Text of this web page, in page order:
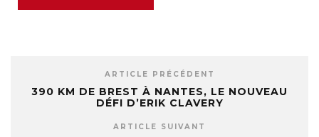
ARTICLE PRÉCÉDENT
390 KM DE BREST À NANTES, LE NOUVEAU
DÉFI D’ERIK CLAVERY
ARTICLE SUIVANT